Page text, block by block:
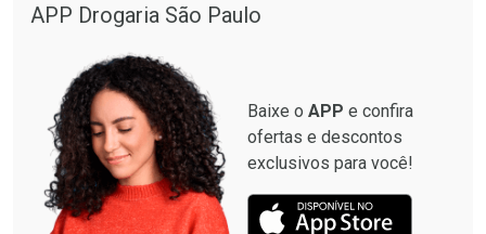
APP Drogaria São Paulo
Baixe o APP e confira
ofertas e descontos
exclusivos para você!